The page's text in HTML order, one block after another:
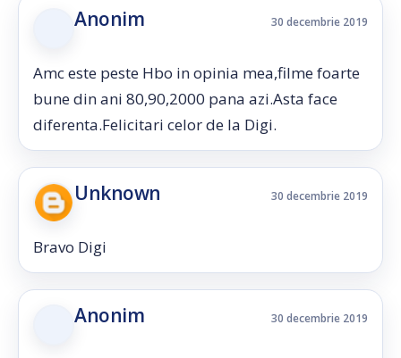
Anonim 30 decembrie 2019
Amc este peste Hbo in opinia mea,filme foarte
bune din ani 80,90,2000 pana azi.Asta face
diferenta.Felicitari celor de la Digi.
Unknown 30 decembrie 2019
Bravo Digi
Anonim 30 decembrie 2019